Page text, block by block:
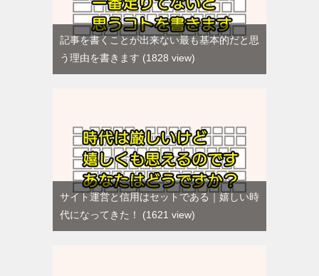
記事を書くことが出来ない最も基本的だと思
う理由を書きます
1828 view
サイト運営と信用はセットである｜嬉しい時
代になってきた！
1621 view